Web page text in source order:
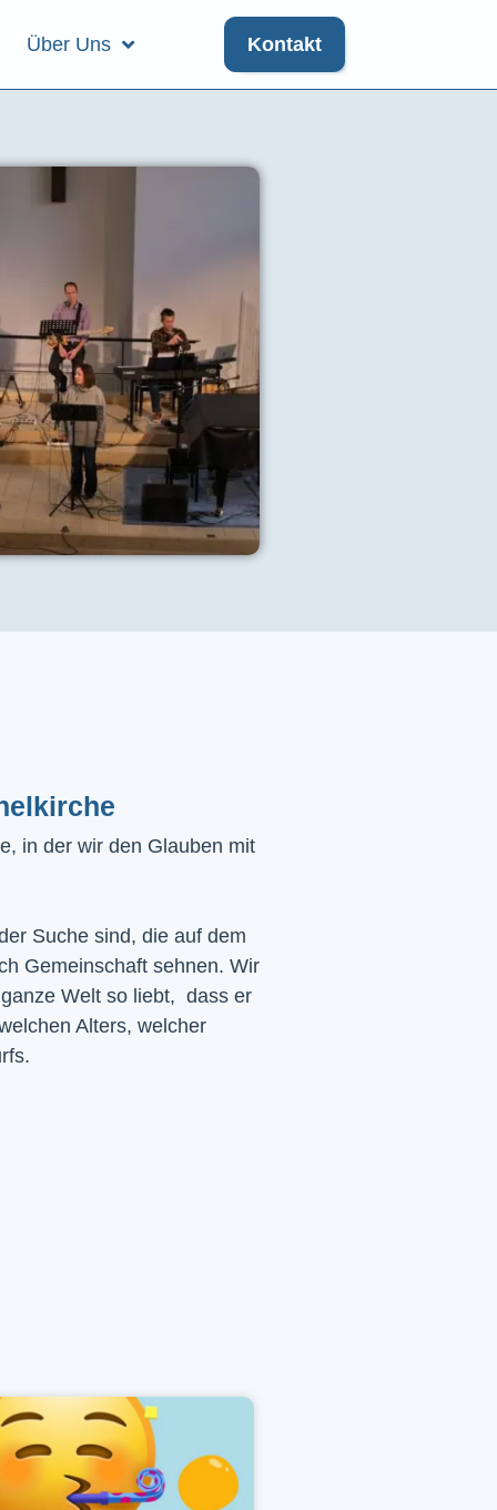
Über Uns Kontakt
in der wir den Glauben mit
Suche sind, die auf dem
Gemeinschaft sehnen. Wir
Welt so liebt, dass er
Alters, welcher